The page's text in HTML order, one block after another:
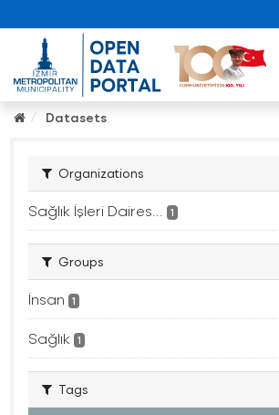
Datasets
Organizations
Sağlık İşleri Daires... 1
Groups
İnsan 1
Sağlık 1
Tags